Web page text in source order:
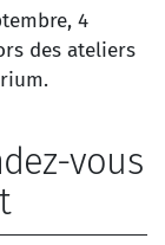
4
des ateliers
vous